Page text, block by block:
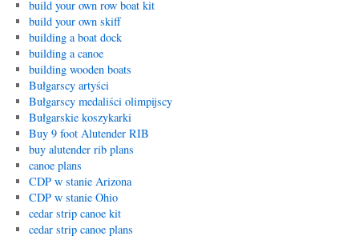
build your own row boat kit
build your own skiff
building a boat dock
building a canoe
building wooden boats
Bułgarscy artyści
Bułgarscy medaliści olimpijscy
Bułgarskie koszykarki
Buy 9 foot Alutender RIB
buy alutender rib plans
canoe plans
CDP w stanie Arizona
CDP w stanie Ohio
cedar strip canoe kit
cedar strip canoe plans